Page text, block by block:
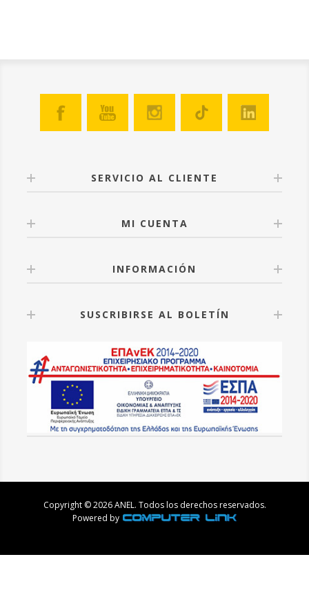
SERVICIO AL CLIENTE
MI CUENTA
INFORMACIÓN
SUSCRIBIRSE AL BOLETÍN
Copyright © 2026 ANEL. Todos los derechos reservados.
Powered by